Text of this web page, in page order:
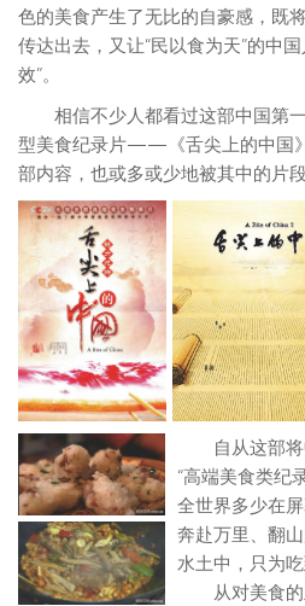
色的美食产生了无比的自豪感，既
传达出去，又让“民以食为天”的中
效”。
相信不少人都看过这部中国第
型美食纪录片——《舌尖上的中国
部内容，也或多或少地被其中的片段
自从这部
“高端美食类纪
全世界多少在屏
奔赴万里、翻
水土中，只为
从对美食